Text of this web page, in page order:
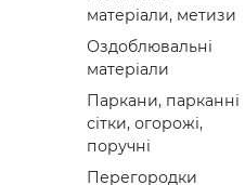
матеріали, метизи
Оздоблювальні
матеріали
Паркани, парканні
сітки, огорожі,
поручні
Перегородки